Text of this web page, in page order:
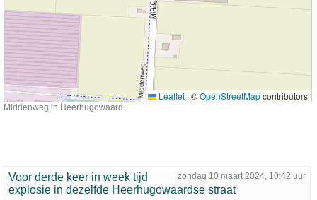
Leaflet | ©OpenStreetMapcontributors
Middenweg in Heerhugowaard
zondag 10 maart 2024, 10:42 uur
Voor derde keer in week tijd
explosie in dezelfde Heerhugowaardse straat